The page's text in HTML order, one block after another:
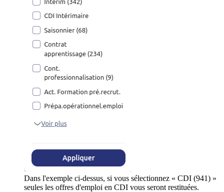
Dans l'exemple ci-dessus, si vous sélectionnez « CDI (941) »
seules les offres d'emploi en CDI vous seront restituées.